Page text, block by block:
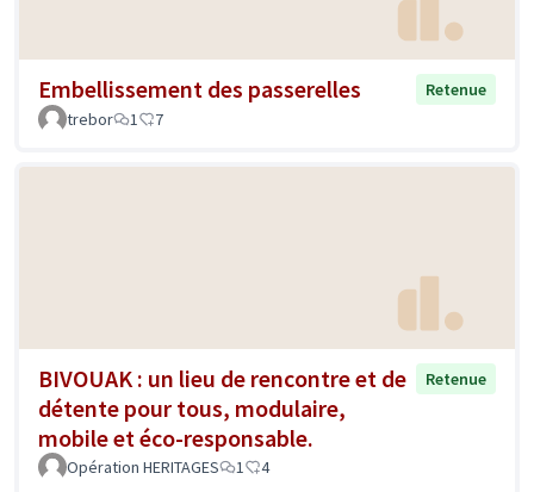
Embellissement des passerelles
Retenue
trebor
1 7
BIVOUAK : un lieu de rencontre et de
détente pour tous, modulaire,
mobile et éco-responsable.
Retenue
Opération HERITAGES 1 4